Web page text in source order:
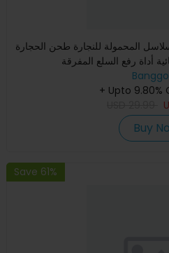
المحمولة للنجارة طحن الحجارة
أداة رفع السلع المفرقة
+ Upto 9.80%
Buy
Save 61%